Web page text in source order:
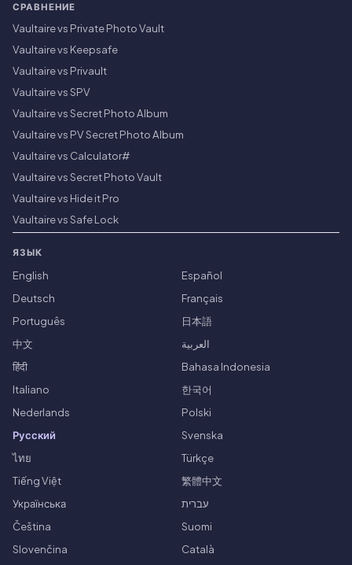
СРАВНЕНИЕ
Vaultaire vs Private Photo Vault
Vaultaire vs Keepsafe
Vaultaire vs Privault
Vaultaire vs SPV
Vaultaire vs Secret Photo Album
Vaultaire vs PV Secret Photo Album
Vaultaire vs Calculator#
Vaultaire vs Secret Photo Vault
Vaultaire vs Hide it Pro
Vaultaire vs Safe Lock
ЯЗЫК
English
Español
Deutsch
Français
Português
日本語
中文
العربية
हिंदी
Bahasa Indonesia
Italiano
한국어
Nederlands
Polski
Русский
Svenska
ไทย
Türkçe
Tiếng Việt
繁體中文
Українська
עברית
Čeština
Suomi
Slovenčina
Català